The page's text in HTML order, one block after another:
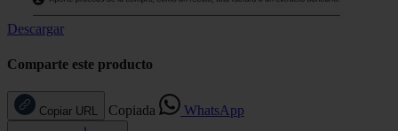
Descargar
Comparte este producto
Copiar URL Copiada WhatsApp